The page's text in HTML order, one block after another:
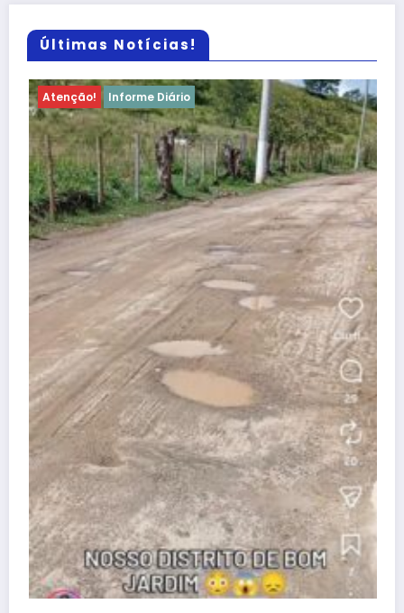
Últimas Notícias!
Atenção! Informe Diário
Atenção, Bom Jesus! Alerta
dificuldades no Programa
dezembro 25, 2025 Wisley
Conheça nossa cidade Denúncia
Contato
APAN
A REDE
Blog Wisley Fernandes - 2025 - Ligue: (22) 99908-4338 -
CNPJ:38.455.321/0001-53 | Powered By
SpiceThemes